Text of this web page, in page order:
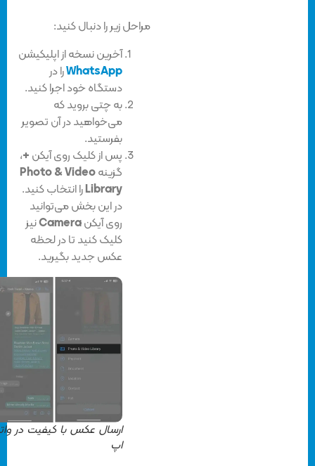
مراحل زیر را دنبال کنید:
آخرین نسخه از اپلیکیشن
WhatsAppرا در
دستگاه خود اجرا کنید.
به چتی بروید که
می‌خواهید در آن تصویر
بفرستید.
پس از کلیک روی آیکن+،
گزینهPhoto & Video
Libraryرا انتخاب کنید.
در این بخش می‌توانید
روی آیکنCameraنیز
کلیک کنید تا در لحظه
عکس جدید بگیرید.
ارسال عکس با کیفیت در واتس